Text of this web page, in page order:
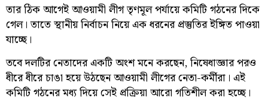
তার ঠিক আগেই আওয়ামী লীগ তৃণমূল পর্যায়ে কমিটি গঠনের দিকে
গেল। তাতে স্থানীয় নির্বাচন নিয়ে এক ধরনের প্রস্তুতির ইঙ্গিত পাওয়া
যাচ্ছে।
তবে দলটির নেতাদের একটি অংশ মনে করছেন, নিষেধাজ্ঞার পরও
ধীরে ধীরে চাঙা হয়ে উঠছেন আওয়ামী লীগের নেতা-কর্মীরা। এই
কমিটি গঠনের মধ্য দিয়ে সেই প্রক্রিয়া আরো গতিশীল করা হচ্ছে।